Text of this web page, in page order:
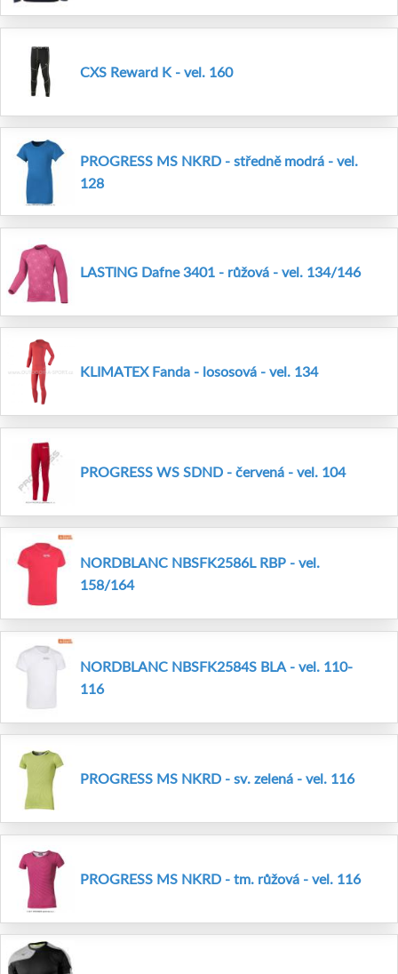
CXS Reward K - vel. 160
PROGRESS MS NKRD - středně modrá - vel.
128
LASTING Dafne 3401 - růžová - vel. 134/146
KLIMATEX Fanda - lososová - vel. 134
PROGRESS WS SDND - červená - vel. 104
NORDBLANC NBSFK2586L RBP - vel.
158/164
NORDBLANC NBSFK2584S BLA - vel. 110-
116
PROGRESS MS NKRD - sv. zelená - vel. 116
PROGRESS MS NKRD - tm. růžová - vel. 116